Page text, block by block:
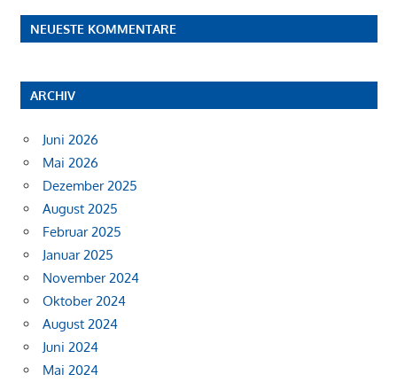
NEUESTE KOMMENTARE
ARCHIV
Juni 2026
Mai 2026
Dezember 2025
August 2025
Februar 2025
Januar 2025
November 2024
Oktober 2024
August 2024
Juni 2024
Mai 2024